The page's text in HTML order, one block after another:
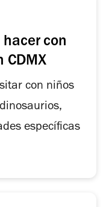
con
CDMX
con niños
específicas